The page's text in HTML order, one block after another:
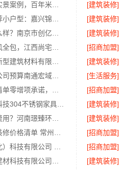
[建筑装修]
[建筑装修]
[建筑装修]
[招商加盟]
[建筑装修]
[生活服务]
[招商加盟]
[建筑装修]
[建筑装修]
[招商加盟]
[招商加盟]
[建筑装修]